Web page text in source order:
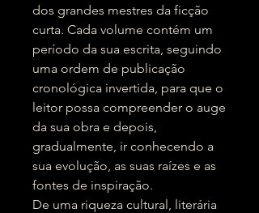
dos grandes mestres da ficção
curta. Cada volume contém um
período da sua escrita, seguindo
uma ordem de publicação
cronológica invertida, para que o
leitor possa compreender o auge
da sua obra e depois,
gradualmente, ir conhecendo a
sua evolução, as suas raízes e as
fontes de inspiração.
De uma riqueza cultural, literária